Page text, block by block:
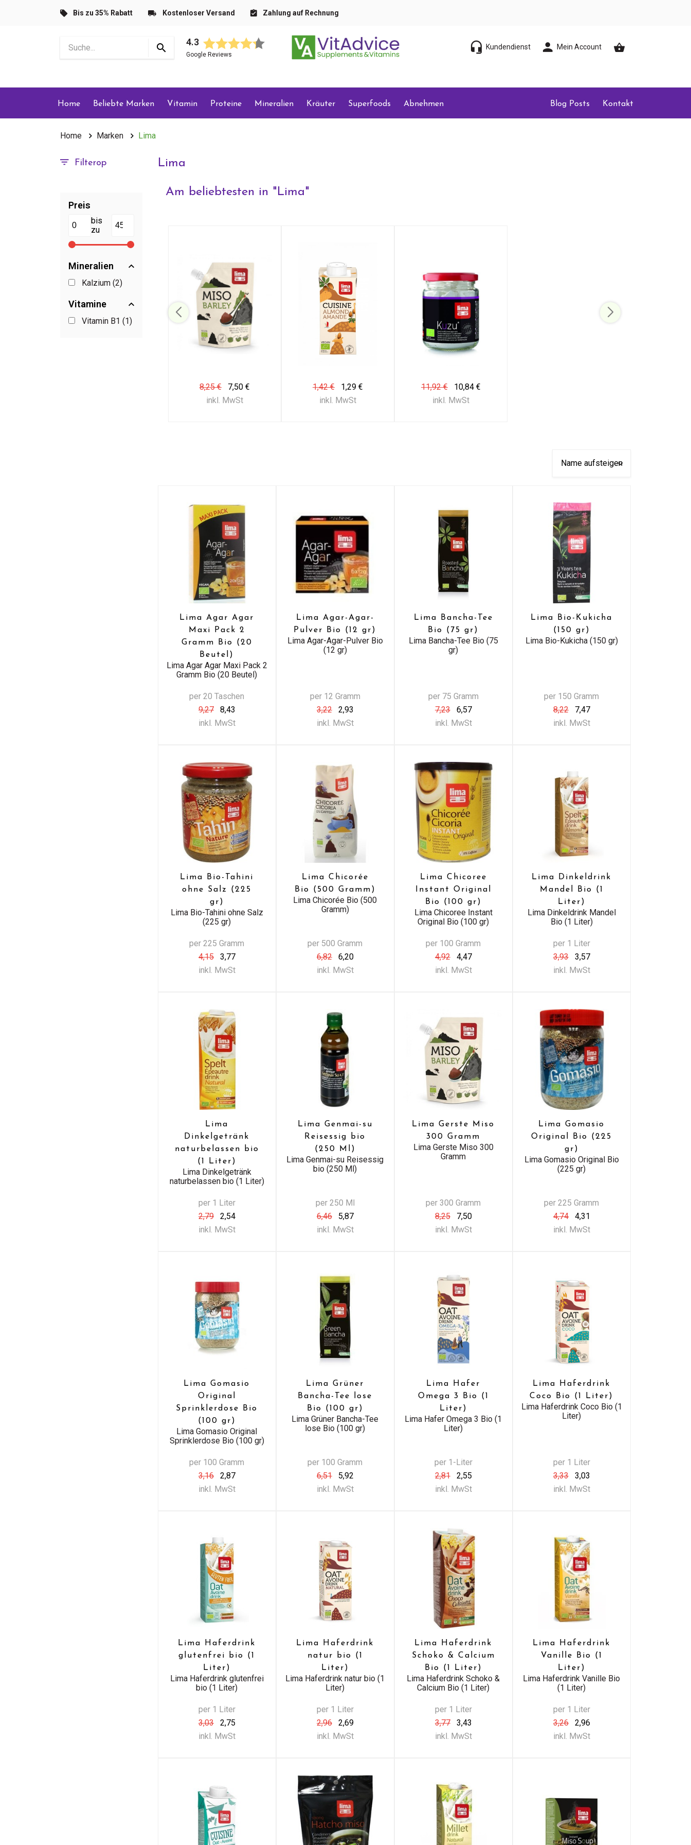
Bis zu 35% Rabatt Kostenloser Versand Zahlung auf Rechnung
4.3
Google Reviews
Kundendienst Mein Account
Home Beliebte Marken Vitamin Proteine Mineralien Kräuter Superfoods Abnehmen Blog Posts Kontakt
Home Marken Lima
Filterop
Preis
bis
zu
Mineralien
Kalzium (2)
Vitamine
Vitamin B1 (1)
Lima
Am beliebtesten in "Lima"
8,25 €
7,50 €
inkl. MwSt
1,42 €
1,29 €
inkl. MwSt
11,92 €
10,84 €
inkl. MwSt
Lima Agar Agar
Maxi Pack 2
Gramm Bio (20
Beutel)
Lima Agar Agar Maxi Pack 2
Gramm Bio (20 Beutel)
per 20 Taschen
9,27
8,43
inkl. MwSt
Lima Agar-Agar-
Pulver Bio (12 gr)
Lima Agar-Agar-Pulver Bio
(12 gr)
per 12 Gramm
3,22
2,93
inkl. MwSt
Lima Bancha-Tee
Bio (75 gr)
Lima Bancha-Tee Bio (75
gr)
per 75 Gramm
7,23
6,57
inkl. MwSt
Lima Bio-Kukicha
(150 gr)
Lima Bio-Kukicha (150 gr)
per 150 Gramm
8,22
7,47
inkl. MwSt
Lima Bio-Tahini
ohne Salz (225
gr)
Lima Bio-Tahini ohne Salz
(225 gr)
per 225 Gramm
4,15
3,77
inkl. MwSt
Lima Chicorée
Bio (500 Gramm)
Lima Chicorée Bio (500
Gramm)
per 500 Gramm
6,82
6,20
inkl. MwSt
Lima Chicoree
Instant Original
Bio (100 gr)
Lima Chicoree Instant
Original Bio (100 gr)
per 100 Gramm
4,92
4,47
inkl. MwSt
Lima Dinkeldrink
Mandel Bio (1
Liter)
Lima Dinkeldrink Mandel
Bio (1 Liter)
per 1 Liter
3,93
3,57
inkl. MwSt
Lima
Dinkelgetränk
naturbelassen bio
(1 Liter)
Lima Dinkelgetränk
naturbelassen bio (1 Liter)
per 1 Liter
2,79
2,54
inkl. MwSt
Lima Genmai-su
Reisessig bio
(250 Ml)
Lima Genmai-su Reisessig
bio (250 Ml)
per 250 Ml
6,46
5,87
inkl. MwSt
Lima Gerste Miso
300 Gramm
Lima Gerste Miso 300
Gramm
per 300 Gramm
8,25
7,50
inkl. MwSt
Lima Gomasio
Original Bio (225
gr)
Lima Gomasio Original Bio
(225 gr)
per 225 Gramm
4,74
4,31
inkl. MwSt
Lima Gomasio
Original
Sprinklerdose Bio
(100 gr)
Lima Gomasio Original
Sprinklerdose Bio (100 gr)
per 100 Gramm
3,16
2,87
inkl. MwSt
Lima Grüner
Bancha-Tee lose
Bio (100 gr)
Lima Grüner Bancha-Tee
lose Bio (100 gr)
per 100 Gramm
6,51
5,92
inkl. MwSt
Lima Hafer
Omega 3 Bio (1
Liter)
Lima Hafer Omega 3 Bio (1
Liter)
per 1-Liter
2,81
2,55
inkl. MwSt
Lima Haferdrink
Coco Bio (1 Liter)
Lima Haferdrink Coco Bio (1
Liter)
per 1 Liter
3,33
3,03
inkl. MwSt
Lima Haferdrink
glutenfrei bio (1
Liter)
Lima Haferdrink glutenfrei
bio (1 Liter)
per 1 Liter
3,03
2,75
inkl. MwSt
Lima Haferdrink
natur bio (1
Liter)
Lima Haferdrink natur bio (1
Liter)
per 1 Liter
2,96
2,69
inkl. MwSt
Lima Haferdrink
Schoko & Calcium
Bio (1 Liter)
Lima Haferdrink Schoko &
Calcium Bio (1 Liter)
per 1 Liter
3,77
3,43
inkl. MwSt
Lima Haferdrink
Vanille Bio (1
Liter)
Lima Haferdrink Vanille Bio
(1 Liter)
per 1 Liter
3,26
2,96
inkl. MwSt